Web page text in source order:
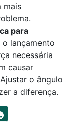
mais
para
o lançamento
necessária
causar
o ângulo
a diferença.